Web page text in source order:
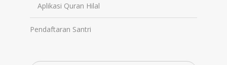
Aplikasi Quran Hilal
Pendaftaran Santri